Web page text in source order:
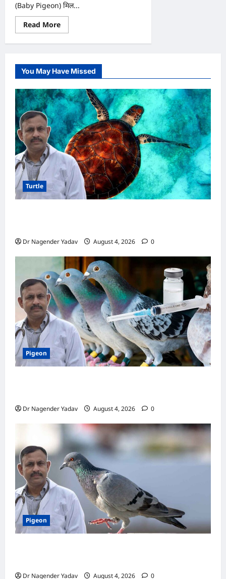
(Baby Pigeon) मिल...
Read MoreRead
more
Baby
Tips
in
Summer:
गर्मियों
में
कबूतर
का
बच्चा
कैसे
पालें?
You May Have Missed
Turtle
Dr Nagender Yadav August 4, 2026 0
Pigeon
Dr Nagender Yadav August 4, 2026 0
Pigeon
Dr Nagender Yadav August 4, 2026 0